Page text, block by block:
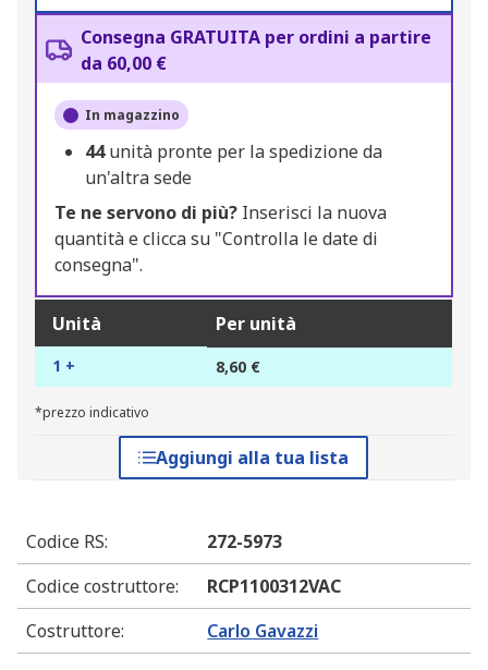
Consegna GRATUITA per ordini a partire
da 60,00 €
In magazzino
44unità pronte per la spedizione da
un'altra sede
Te ne servono di più? Inserisci la nuova
quantità e clicca su "Controlla le date di
consegna".
Unità Per unità
1 + 8,60 €
*prezzo indicativo
Aggiungi alla tua lista
Codice RS:
272-5973
Codice costruttore:
RCP1100312VAC
Costruttore: Carlo Gavazzi